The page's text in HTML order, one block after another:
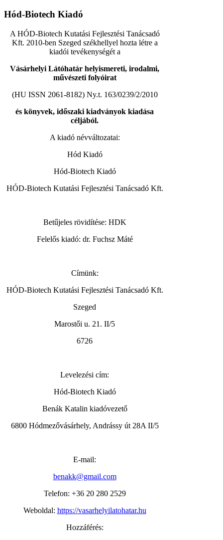
Hód-Biotech Kiadó
A HÓD-Biotech Kutatási Fejlesztési Tanácsadó
Kft. 2010-ben Szeged székhellyel hozta létre a
kiadói tevékenységét a
Vásárhelyi Látóhatár helyismereti, irodalmi,
művészeti folyóirat
(HU ISSN 2061-8182) Ny.t. 163/0239/2/2010
és könyvek, időszaki kiadványok kiadása
céljából.
A kiadó névváltozatai:
Hód Kiadó
Hód-Biotech Kiadó
HÓD-Biotech Kutatási Fejlesztési Tanácsadó Kft.
Betűjeles rövidítése: HDK
Felelős kiadó: dr. Fuchsz Máté
Címünk:
HÓD-Biotech Kutatási Fejlesztési Tanácsadó Kft.
Szeged
Marostői u. 21. II/5
6726
Levelezési cím:
Hód-Biotech Kiadó
Benák Katalin kiadóvezető
6800 Hódmezővásárhely, Andrássy út 28A II/5
E-mail:
benakk@gmail.com
Telefon: +36 20 280 2529
Weboldal: https://vasarhelyilatohatar.hu
Hozzáférés: